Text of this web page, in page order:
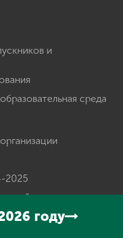
и
среда
2025
центр
году